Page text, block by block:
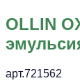
OLLIN
арт.721562